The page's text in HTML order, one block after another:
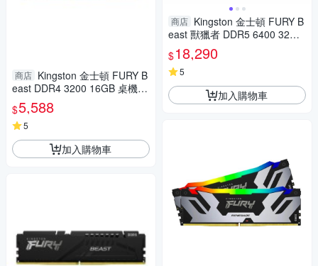
商店 Kingston 金士頓 FURY B
east DDR4 3200 16GB 桌機記
憶體 KF432C16BB/16
$5,588
5
加入購物車
商店 Kingston 金士頓 FURY B
east 獸獵者 DDR5 6400 32GB
(16GBx2) 桌上型超頻記憶體 K
F564C32BBEK2-32
$18,290
5
加入購物車